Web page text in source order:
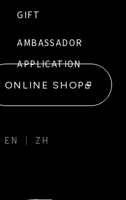
GIFT
AMBASSADOR
APPLICATION
ONLINE SHOP
EN ZH